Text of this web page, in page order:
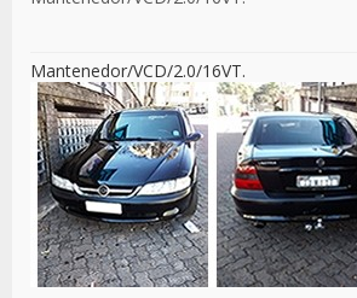
Mantenedor/VCD/2.0/16VT.